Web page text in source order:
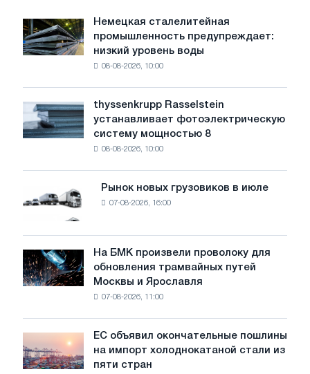
Немецкая
сталелитейная
промышленность
предупреждает:
воды
угрожает
Немецкая сталелитейная
промышленность предупреждает:
низкий уровень воды
08-08-2026, 10:00
thyssenkrupp
Rasselstein
устанавливает
фотоэлектрическую
целей
обезуглероживания
thyssenkrupp Rasselstein
устанавливает фотоэлектрическую
систему мощностью 8
08-08-2026, 10:00
Рынок
новых
грузовиков
в
июле
Рынок новых грузовиков в июле
07-08-2026, 16:00
На
БМК
произвели
трамвайных
путей
На БМК произвели проволоку для
обновления трамвайных путей
Москвы и Ярославля
07-08-2026, 11:00
объявил
окончательные
ЕС объявил окончательные пошлины
на импорт холоднокатаной стали из
пяти стран